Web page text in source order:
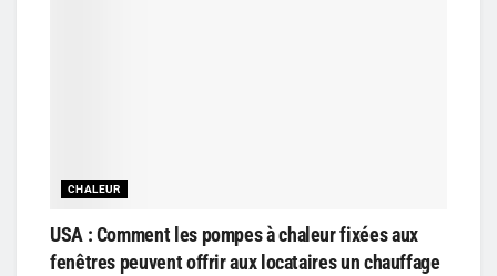
CHALEUR
USA : Comment les pompes à chaleur fixées aux
fenêtres peuvent offrir aux locataires un chauffage